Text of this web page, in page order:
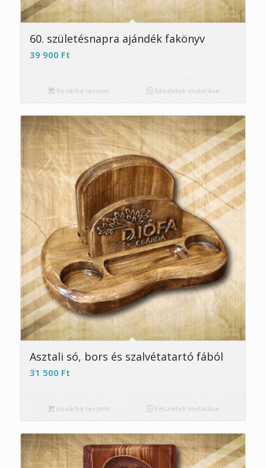
60. születésnapra ajándék fakönyv
39 900 Ft
Kosárba teszem Részletek mutatása
5.00
Asztali só, bors és szalvétatartó fából
31 500 Ft
Kosárba teszem Részletek mutatása